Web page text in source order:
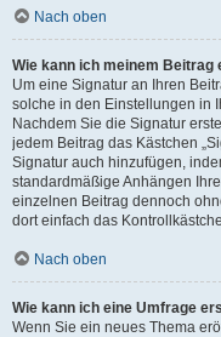
Nach oben
Wie kann ich meinem Beitrag
Um eine Signatur an Ihren
solche in den Einstellungen in
Nachdem Sie die Signatur
jedem Beitrag das Kästchen
Signatur auch hinzufügen,
standardmäßige Anhängen
einzelnen Beitrag dennoch
dort einfach das
Nach oben
Wie kann ich eine Umfrage
Wenn Sie ein neues Thema